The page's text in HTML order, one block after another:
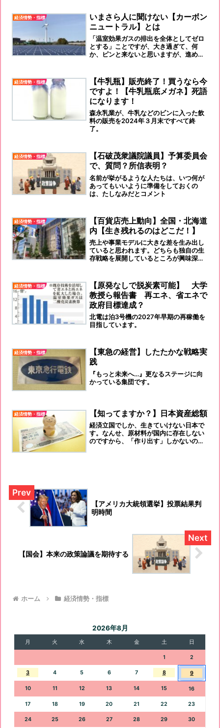
経済情勢・指標
いまさら人に聞けない【カーボン
ニュートラル】とは
「温室効果ガスの排出を全体としてゼロ
とする」ことですが、大き過ぎて、何
か、ピンと来ないと思いますが、進めな
経済情勢・指標
【牛乳瓶】販売終了！買うなら今
ですよ！【牛乳瓶底メガネ】死語
になります！
森永乳業が、牛乳などのビンに入った飲
料の販売を2024年３月末ですべて終
了。
経済情勢・指標
【石破茂衆議院議員】予算委員会
で、質問？所信表明？
名前が挙がるような人たちは、いつ何が
あってもいいように準備をしておくの
は、たしなみだとコメント
経済情勢・指標
【百貨店売上動向】全国・北海道
内【生き残れるのはどこだ！】
売上や事業モデルに大きな差を生み出し
ていると思われます。どちらも独自の生
存戦略を展開しているところが興味深い
経済情勢・指標
【原発なしで脱炭素可能】 大学
教授ら報告書 再エネ、省エネで
政府目標達成？
北電は泊3号機の2027年早期の再稼働を
目指しています。
経済情勢・指標
【東急の経営】したたかな戦略実
践
『もっと未来へ…』更なるステージに向
かっている集団です。
経済情勢・指標 【知ってますか？】日本資産総額
経済立国でしか、生きていけない日本で
す。なんせ、原材料が国内に存在しない
のですから、「作り出す」しかないので
【アメリカ大統領選挙】投票結果判
明時間
【国会】本来の政策論議を期待する
ホーム 経済情勢・指標
2026年8月
月 火 水 木 金 土 日
1 2
3 4 5 6 7 8 9
10 11 12 13 14 15 16
17 18 19 20 21 22 23
24 25 26 27 28 29 30